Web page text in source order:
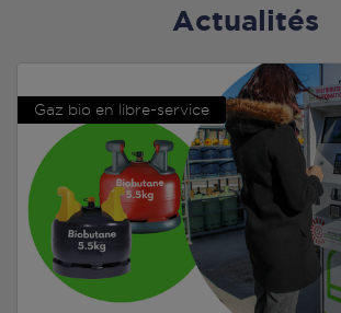
Actualités
Gaz bio en libre-service